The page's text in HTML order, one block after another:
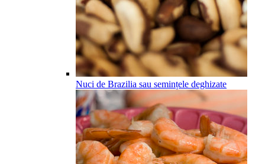
Nuci de Brazilia sau semințele deghizate